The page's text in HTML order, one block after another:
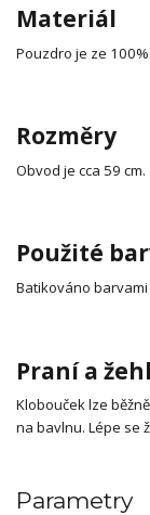
Materiál
Pouzdro je ze
Rozměry
Obvod je cca 59 cm.
Použité
Batikováno
Praní a
Klobouček lze
na bavlnu. Lépe se
Parametry